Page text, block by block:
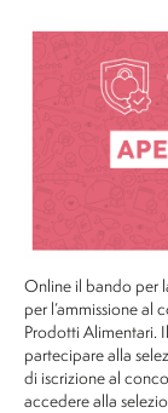
Online il bando per
per l’ammissione al
Prodotti Alimentari.
partecipare alla
di iscrizione al
accedere alla